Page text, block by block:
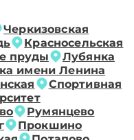
Черкизовская
Красносельская
пруды
Лубянка
имени Ленина
Спортивная
Румянцево
Прокшино